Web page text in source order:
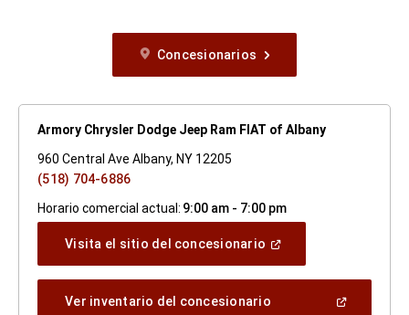
Concesionarios
Armory Chrysler Dodge Jeep Ram FIAT of Albany
960 Central Ave Albany, NY 12205
(518) 704-6886
Horario comercial actual: 9:00 am - 7:00 pm
Visita el sitio del concesionario (Abrir
nueva)
Ver inventario del concesionario